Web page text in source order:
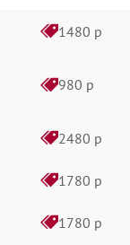
1480 р
980 р
2480 р
1780 р
1780 р